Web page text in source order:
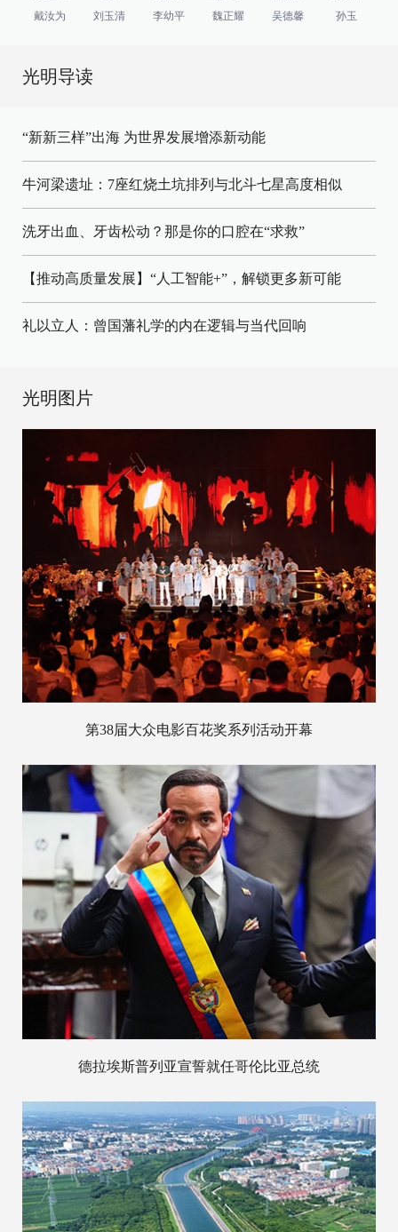
戴汝为
刘玉清 李幼平 魏正耀 吴德馨 孙玉
光明导读
“新新三样”出海 为世界发展增添新动能
牛河梁遗址：7座红烧土坑排列与北斗七星高度相似
洗牙出血、牙齿松动？那是你的口腔在“求救”
【推动高质量发展】“人工智能+”，解锁更多新可能
礼以立人：曾国藩礼学的内在逻辑与当代回响
光明图片
第38届大众电影百花奖系列活动开幕
德拉埃斯普列亚宣誓就任哥伦比亚总统